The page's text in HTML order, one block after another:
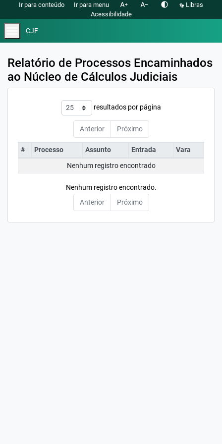
Ir para conteúdo Ir para menu text_increase text_decrease contrast
Libras
Acessibilidade
CJF
Relatório de Processos Encaminhados
ao Núcleo de Cálculos Judiciais
resultados por página
Anterior Próximo
# Processo Assunto Entrada
Vara
Nenhum registro encontrado
Nenhum registro encontrado.
Anterior
Próximo